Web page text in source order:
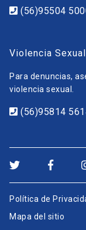
(56)95504
Violencia Sexual
Para denuncias,
violencia sexual.
(56)95814
Política de
Mapa del sitio